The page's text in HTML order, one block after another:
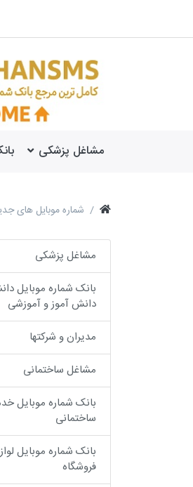
مشاغل پزشکی
شماره موبایل های
مشاغل پزشکی
بانک شماره موبایل
دانش آموز و آموزشی
مدیران و شرکتها
مشاغل ساختمانی
بانک شماره موبایل
ساختمانی
بانک شماره موبایل
فروشگاه